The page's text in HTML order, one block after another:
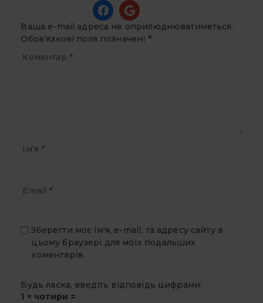
Ваша e-mail адреса не оприлюднюватиметься.
Обов’язкові поля позначені *
Коментар *
Ім'я *
Email *
Зберегти моє ім'я, e-mail, та адресу сайту в
цьому браузері для моїх подальших
коментарів.
Будь ласка, введіть відповідь цифрами:
1 × чотири =